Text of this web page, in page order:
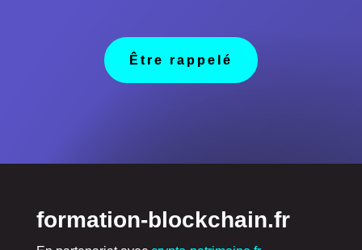
Être rappelé
formation-blockchain.fr